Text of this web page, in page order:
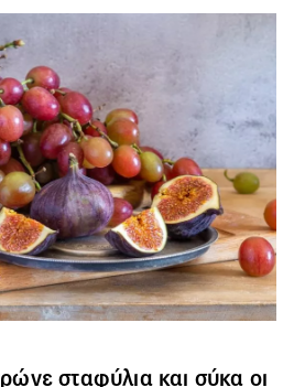
σταφύλια και σύκα οι